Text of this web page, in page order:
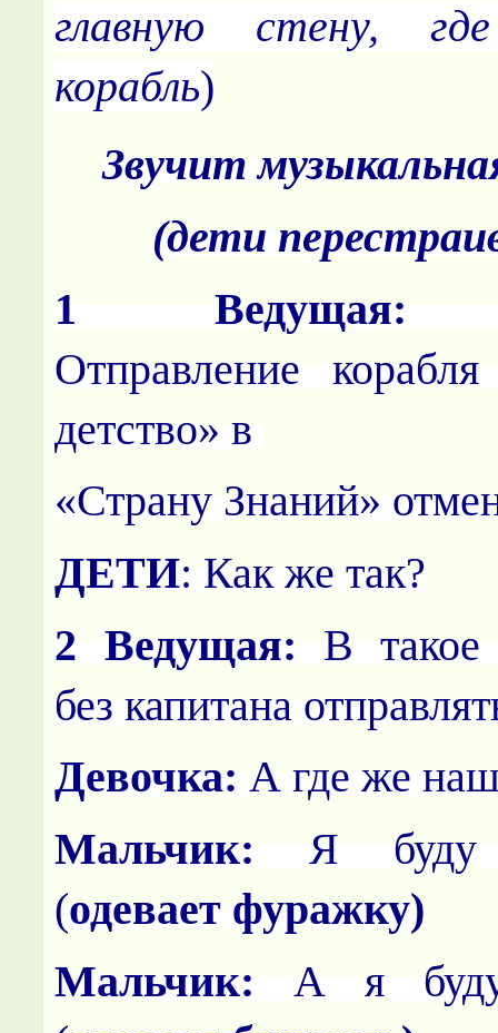
главную стену,
корабль)
Звучит
(дети
1 Ведущая:
Отправление
детство» в
«Страну Знаний»
ДЕТИ: Как же так?
2 Ведущая: В такое
без капитана
Девочка: А где же
Мальчик: Я буду
(одевает фуражку)
Мальчик: А я